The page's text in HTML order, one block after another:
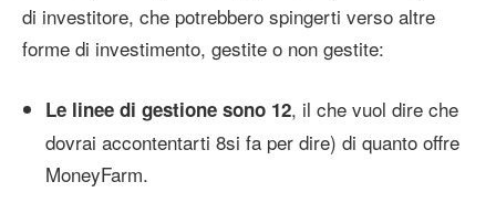
di investitore, che potrebbero spingerti verso altre
forme di investimento, gestite o non gestite:
Le linee di gestione sono 12, il che vuol dire che
dovrai accontentarti 8si fa per dire) di quanto offre
MoneyFarm.